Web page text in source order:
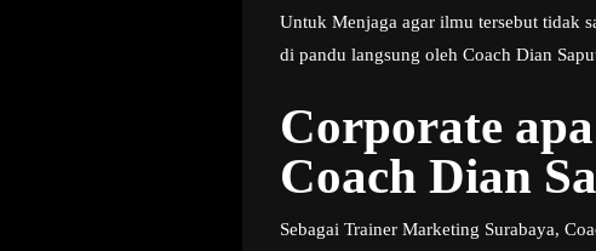
Untuk Menjaga agar ilmu tersebut tidak
di pandu langsung oleh Coach Dian
Corporate
Coach Dian
Sebagai Trainer Marketing Surabaya,